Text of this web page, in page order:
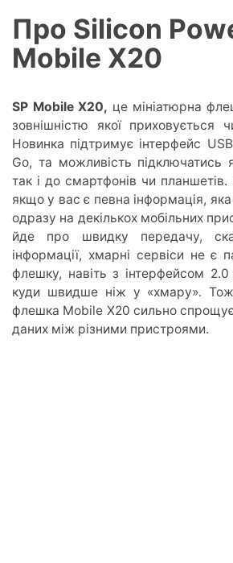
Про Silicon
Mobile X20
SP Mobile X20, це мініатюрна
зовнішністю якої приховується
Новинка підтримує інтерфейс
Go, та можливість підключатись
так і до смартфонів чи
якщо у вас є певна інформація,
одразу на декількох мобільних
йде про швидку передачу,
інформації, хмарні сервіси не є
флешку, навіть з інтерфейсом
куди швидше ніж у «хмару». Тож
флешка Mobile X20 сильно спрощує
даних між різними пристроями.